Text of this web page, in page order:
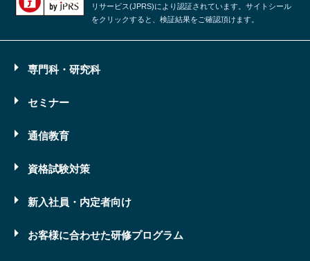
リサービス(JPRS)により認証されています。サイトシール
をクリックすると、検証結果をご確認頂けます。
専門科・研究科
セミナー
通信教育
資格試験対策
新入社員・内定者向け
お客様に合わせた研修プログラム